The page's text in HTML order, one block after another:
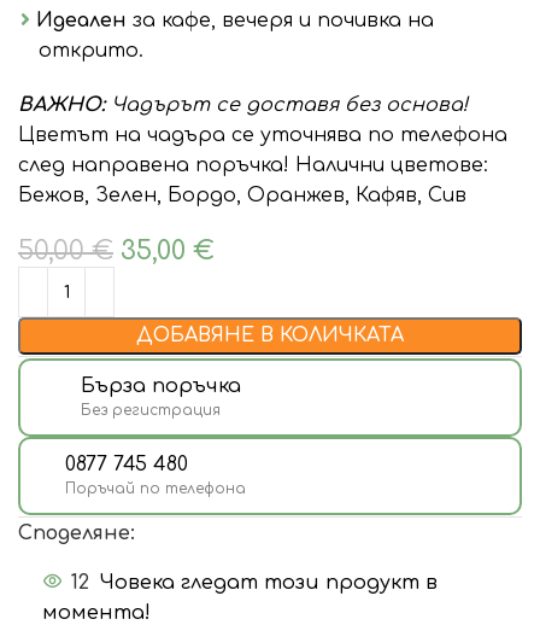
Идеаленза кафе, вечеря и почивка на
открито.
ВАЖНО: Чадърът се доставя без основа!
Цветът на чадъра се уточнява по телефона
след направена поръчка! Налични цветове:
Бежов, Зелен, Бордо, Оранжев, Кафяв, Сив
50,00€ 35,00€
ДОБАВЯНЕ В КОЛИЧКАТА
Бърза поръчка
Без регистрация
0877 745 480
Поръчай по телефона
Споделяне:
12 Човека гледат този продукт в
момента!